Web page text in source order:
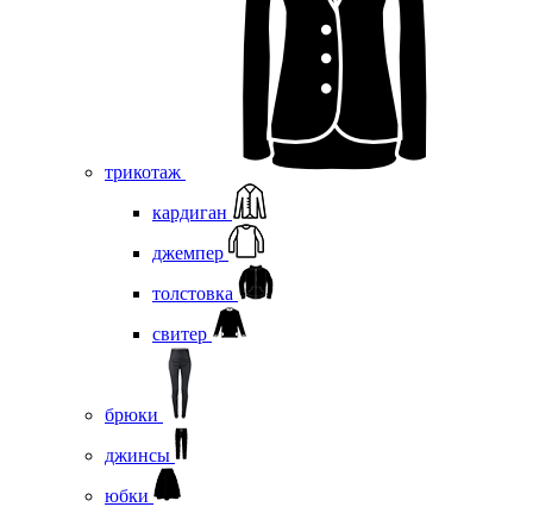
трикотаж
кардиган
джемпер
толстовка
свитер
брюки
джинсы
юбки